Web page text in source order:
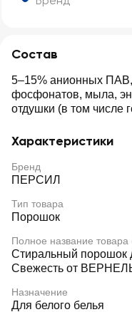
Состав
5–15% анионных
фосфонатов, мыла,
отдушки (в том числе
Характеристики
Бренд
ПЕРСИЛ
Тип товара
Порошок
Полное название товара
Стиральный порошок
Свежесть от
Назначение
Для белого белья